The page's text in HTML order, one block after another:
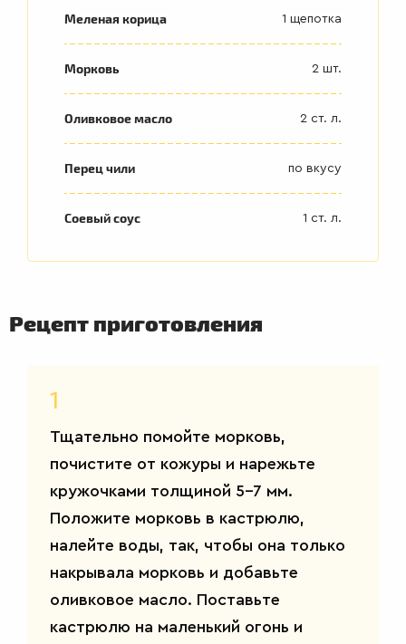
ВТОРЫЕ
Меленая корица 1 щепотка
Морковь 2 шт.
Оливковое масло 2 ст. л.
Перец чили по вкусу
Соевый соус 1 ст. л.
Рецепт приготовления
1
Тщательно помойте морковь,
почистите от кожуры и нарежьте
кружочками толщиной 5-7 мм.
Положите морковь в кастрюлю,
налейте воды, так, чтобы она только
накрывала морковь и добавьте
оливковое масло. Поставьте
кастрюлю на маленький огонь и